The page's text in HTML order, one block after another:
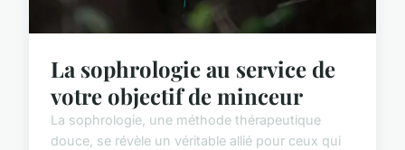
La sophrologie au service de
votre objectif de minceur
La sophrologie, une méthode thérapeutique
douce, se révèle un véritable allié pour ceux qui